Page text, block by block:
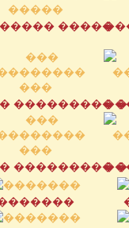
�����
���������
���������